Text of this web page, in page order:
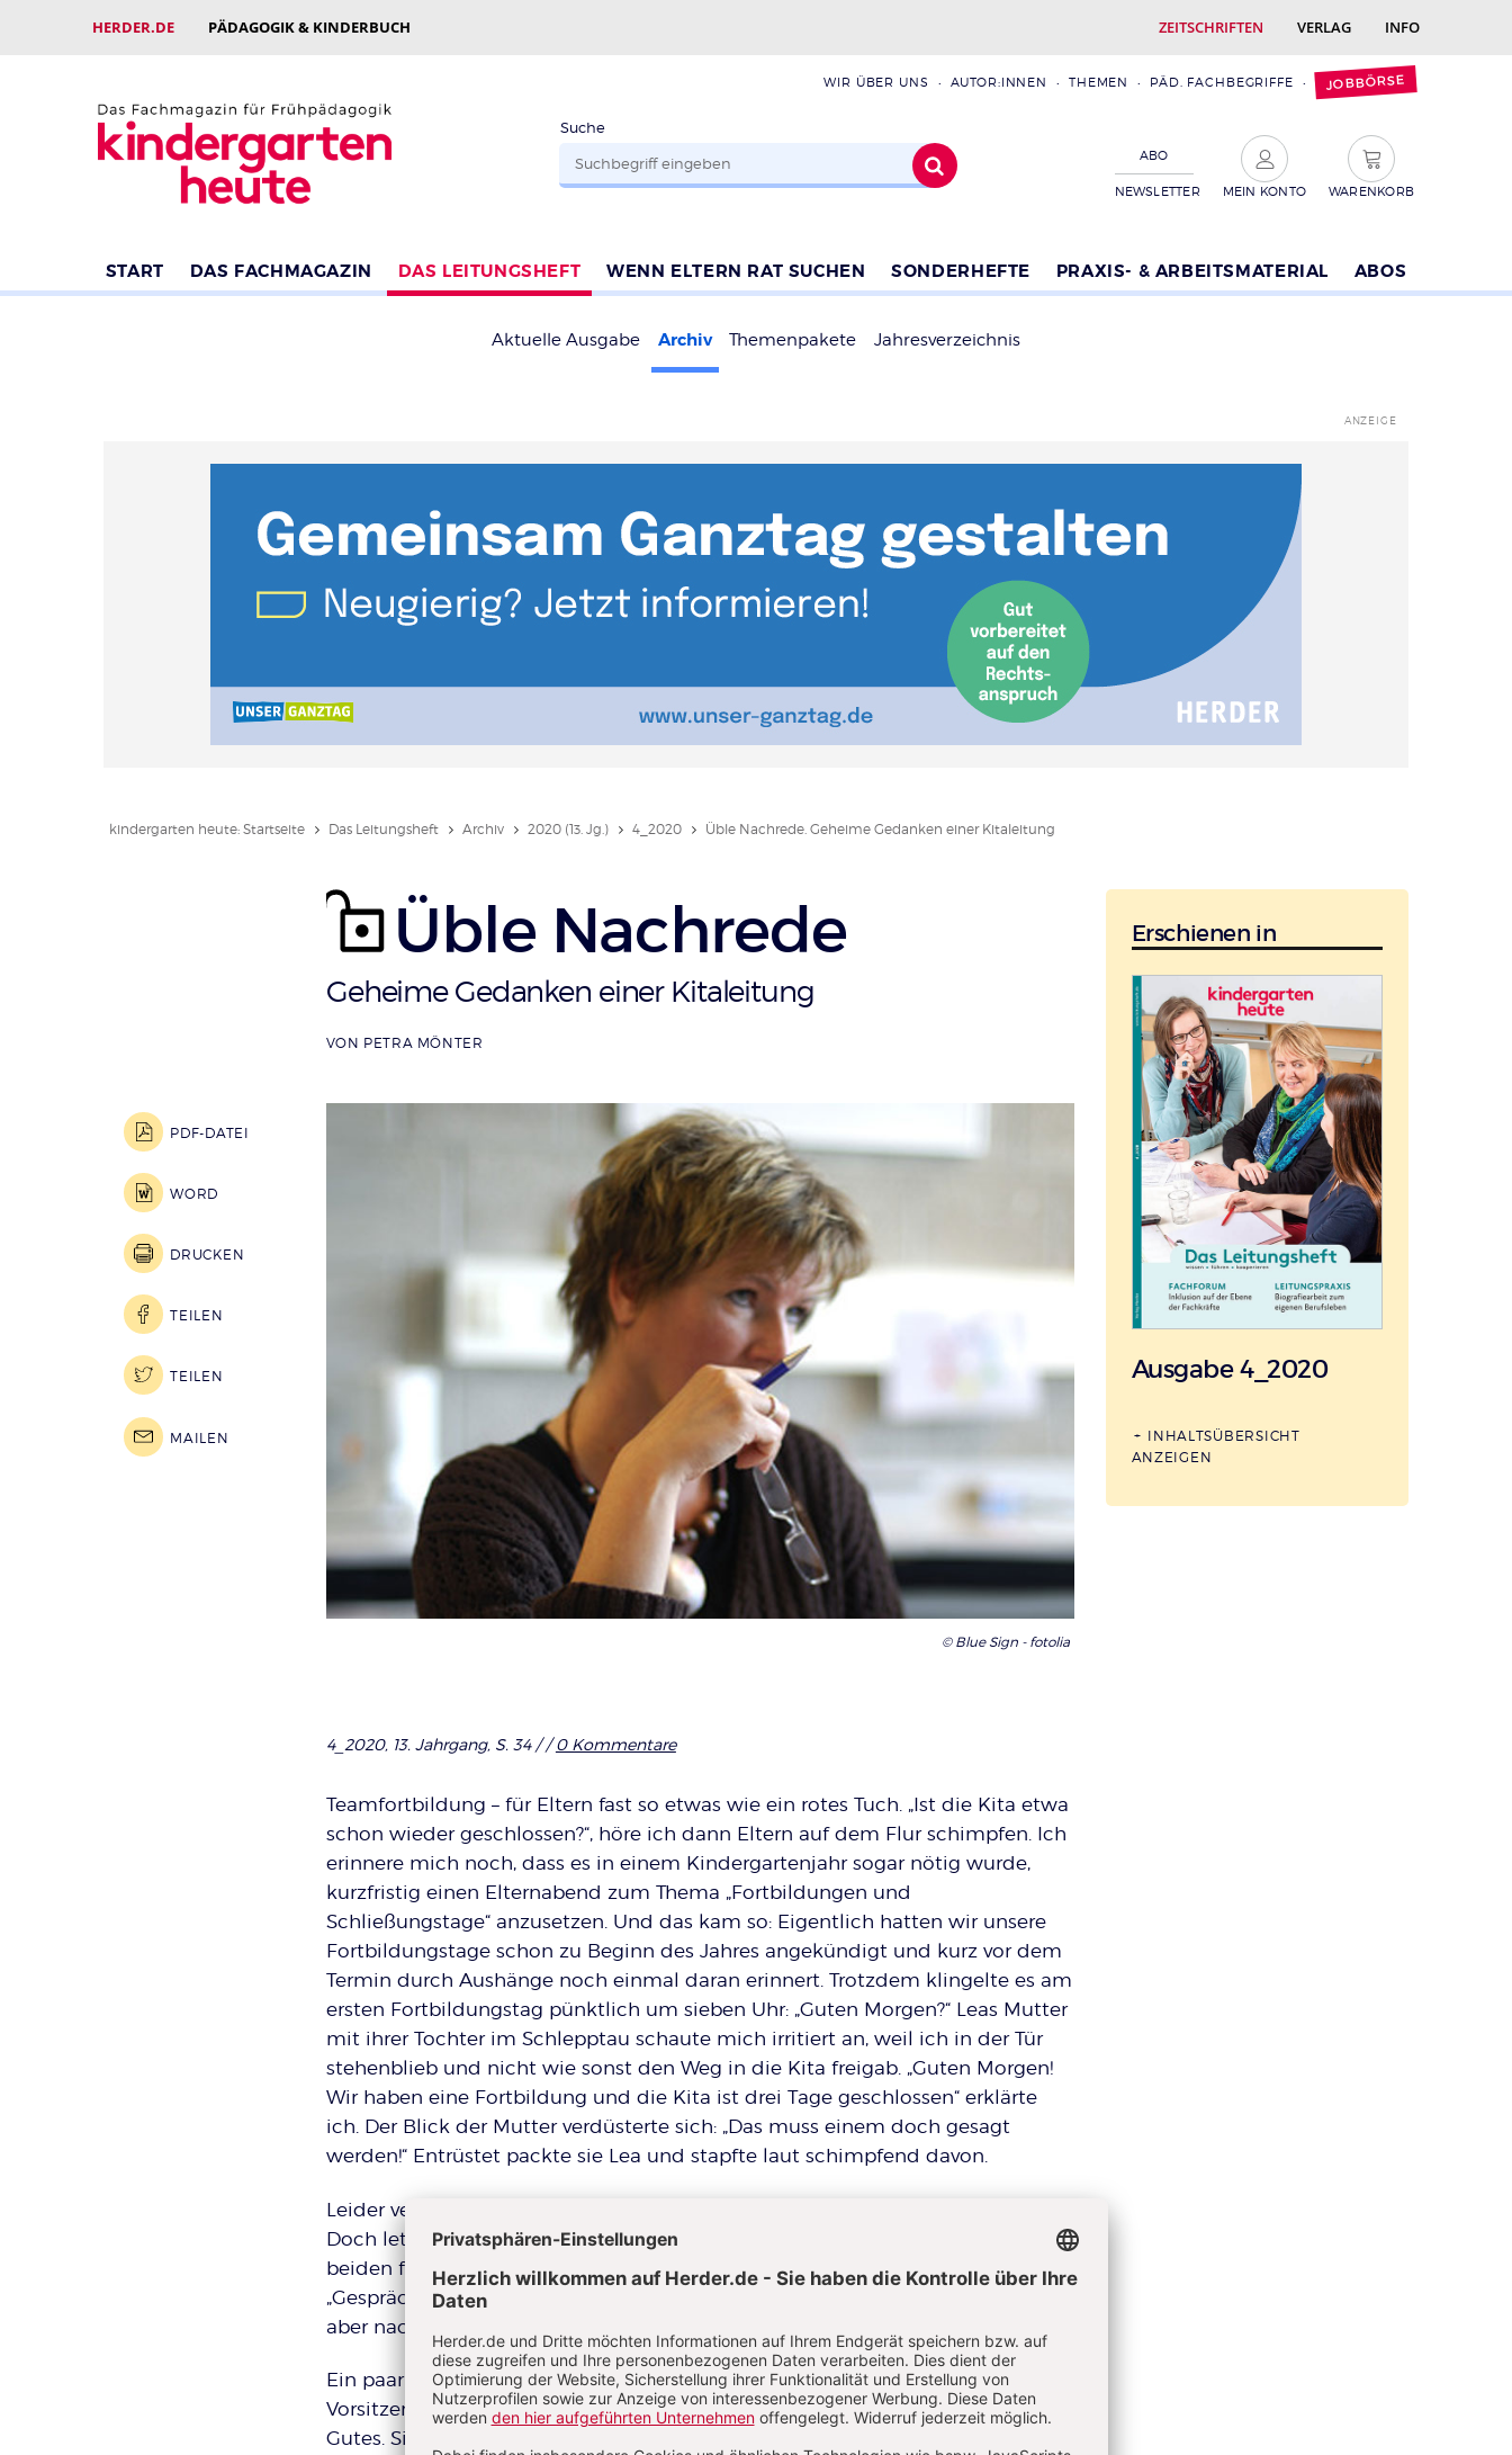
HERDER.DE PÄDAGOGIK & KINDERBUCH ZEITSCHRIFTEN VERLAG INFO
WIR ÜBER UNS AUTOR:INNEN THEMEN PÄD. FACHBEGRIFFE JOBBÖRSE
Suche
ABO
NEWSLETTER MEIN KONTO WARENKORB
START DAS FACHMAGAZIN DAS LEITUNGSHEFT WENN ELTERN RAT SUCHEN SONDERHEFTE PRAXIS- & ARBEITSMATERIAL ABOS
Aktuelle Ausgabe Archiv Themenpakete Jahresverzeichnis
kindergarten heute: Startseite Das Leitungsheft Archiv 2020 (13. Jg.) 4_2020 Üble Nachrede. Geheime Gedanken einer Kitaleitung
Üble Nachrede
:
Geheime Gedanken einer Kitaleitung
VON PETRA MÖNTER
© Blue Sign - fotolia
4_2020, 13. Jahrgang, S. 34 //0 Kommentare
Teamfortbildung – für Eltern fast so etwas wie ein rotes Tuch. „Ist die Kita etwa
schon wieder geschlossen?“, höre ich dann Eltern auf dem Flur schimpfen. Ich
erinnere mich noch, dass es in einem Kindergartenjahr sogar nötig wurde,
kurzfristig einen Elternabend zum Thema „Fortbildungen und
Schließungstage“ anzusetzen. Und das kam so: Eigentlich hatten wir unsere
Fortbildungstage schon zu Beginn des Jahres angekündigt und kurz vor dem
Termin durch Aushänge noch einmal daran erinnert. Trotzdem klingelte es am
ersten Fortbildungstag pünktlich um sieben Uhr: „Guten Morgen?“ Leas Mutter
mit ihrer Tochter im Schlepptau schaute mich irritiert an, weil ich in der Tür
stehenblieb und nicht wie sonst den Weg in die Kita freigab. „Guten Morgen!
Wir haben eine Fortbildung und die Kita ist drei Tage geschlossen“ erklärte
ich. Der Blick der Mutter verdüsterte sich: „Das muss einem doch gesagt
werden!“ Entrüstet packte sie Lea und stapfte laut schimpfend davon.
Leider versuchten am selben Tag noch weitere Eltern, ihre Kinder zu bringen.
Doch letztlich hatte sich die Schließung wohl herumgesprochen, denn an den
beiden folgenden Tagen konnten wir uns konzentriert unserer Fortbildung
„Gesprächsführung mit schwierigen Eltern“ widmen. Sie war lehr- und hilfreich,
aber nach drei Tagen waren wir dann auch froh, dass die Kita wieder öffnete.
Ein paar Tage später klingelte morgens das Telefon. Am Apparat war die
Vorsitzende des Presbyteriums: „Frau Mönter!“ Oh, dieser Ton verhieß nichts
Gutes. Sie ließ mich gar nicht erst zu Wort kommen und schien sehr
PDF-DATEI
WORD
DRUCKEN
TEILEN
TEILEN
MAILEN
Erschienen in
Ausgabe 4_2020
INHALTSÜBERSICHT
ANZEIGEN